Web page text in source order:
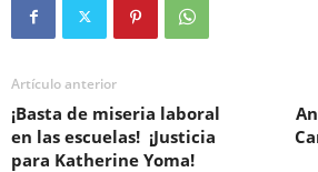
Artículo anterior
¡Basta de miseria laboral
en las escuelas! ¡Justicia
para Katherine Yoma!